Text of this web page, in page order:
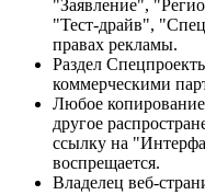
"Заявление",
"Тест-драйв",
правах рекламы.
Раздел
коммерческими
Любое
другое
ссылку на
воспрещается.
Владелец веб-